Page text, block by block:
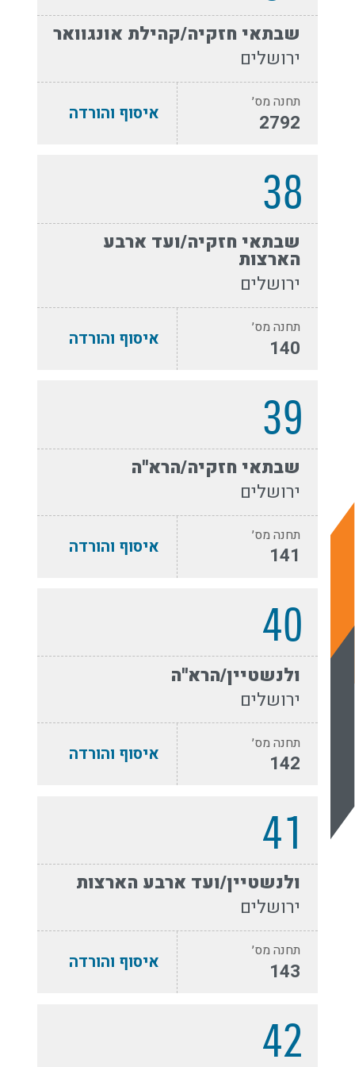
שבתאי חזקיה/קהילת אונגוואר
ירושלים
תחנה מס׳
2792 איסוף והורדה
38
שבתאי חזקיה/ועד ארבע
הארצות
ירושלים
תחנה מס׳
140 איסוף והורדה
39
שבתאי חזקיה/הרא''ה
ירושלים
תחנה מס׳
141 איסוף והורדה
40
ולנשטיין/הרא''ה
ירושלים
תחנה מס׳
142 איסוף והורדה
41
ולנשטיין/ועד ארבע הארצות
ירושלים
תחנה מס׳
143 איסוף והורדה
42